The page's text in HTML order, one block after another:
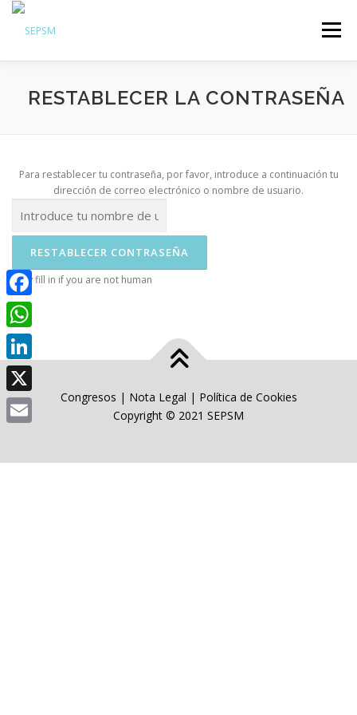
Menú
Sobre la SEPSM
Comunicación
Inicio sesión
RESTABLECER LA CONTRASEÑA
Para restablecer tu contraseña, por favor, introduce a continuación tu
dirección de correo electrónico o nombre de usuario.
Only fill in if you are not human
Congresos | Nota Legal | Política de Cookies
Copyright © 2021 SEPSM
Facebook
WhatsApp
LinkedIn
X